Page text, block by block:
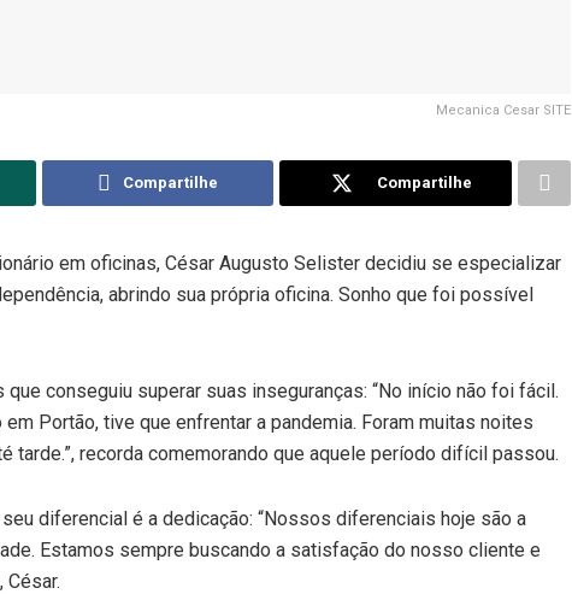
Mecanica Cesar SITE
Compartilhe Compartilhe
em oficinas, César Augusto Selister decidiu se especializar
abrindo sua própria oficina. Sonho que foi possível
conseguiu superar suas inseguranças: “No início não foi fácil.
Portão, tive que enfrentar a pandemia. Foram muitas noites
tarde.”, recorda comemorando que aquele período difícil passou.
diferencial é a dedicação: “Nossos diferenciais hoje são a
Estamos sempre buscando a satisfação do nosso cliente e